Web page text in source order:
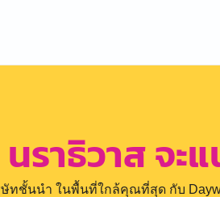
นราธิวาส จะ
ทชั้นนำ ในพื้นที่ใกล้คุณที่สุด กับ